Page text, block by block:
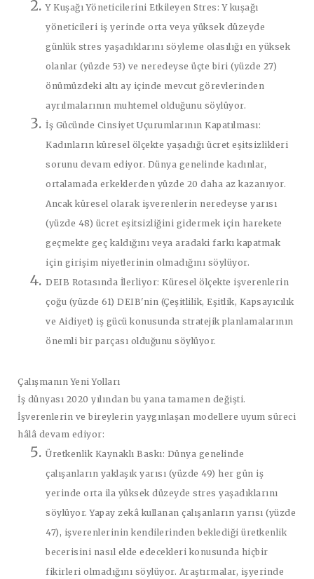
Y Kuşağı Yöneticilerini Etkileyen Stres:Y kuşağı
yöneticileri iş yerinde orta veya yüksek düzeyde
günlük stres yaşadıklarını söyleme olasılığı en yüksek
olanlar (yüzde 53) ve neredeyse üçte biri (yüzde 27)
önümüzdeki altı ay içinde mevcut görevlerinden
ayrılmalarının muhtemel olduğunu söylüyor.
İş Gücünde Cinsiyet Uçurumlarının Kapatılması:
Kadınların küresel ölçekte yaşadığı ücret eşitsizlikleri
sorunu devam ediyor. Dünya genelinde kadınlar,
ortalamada erkeklerden yüzde 20 daha az kazanıyor.
Ancak küresel olarak işverenlerin neredeyse yarısı
(yüzde 48) ücret eşitsizliğini gidermek için harekete
geçmekte geç kaldığını veya aradaki farkı kapatmak
için girişim niyetlerinin olmadığını söylüyor.
DEIB Rotasında İlerliyor: Küresel ölçekte işverenlerin
çoğu (yüzde 61) DEIB'nin (Çeşitlilik, Eşitlik, Kapsayıcılık
ve Aidiyet) iş gücü konusunda stratejik planlamalarının
önemli bir parçası olduğunu söylüyor.
Çalışmanın Yeni Yolları
İş dünyası 2020 yılından bu yana tamamen değişti.
İşverenlerin ve bireylerin yaygınlaşan modellere uyum süreci
hâlâ devam ediyor:
Üretkenlik Kaynaklı Baskı: Dünya genelinde
çalışanların yaklaşık yarısı (yüzde 49) her gün iş
yerinde orta ila yüksek düzeyde stres yaşadıklarını
söylüyor. Yapay zekâ kullanan çalışanların yarısı (yüzde
47), işverenlerinin kendilerinden beklediği üretkenlik
becerisini nasıl elde edecekleri konusunda hiçbir
fikirleri olmadığını söylüyor. Araştırmalar, işyerinde